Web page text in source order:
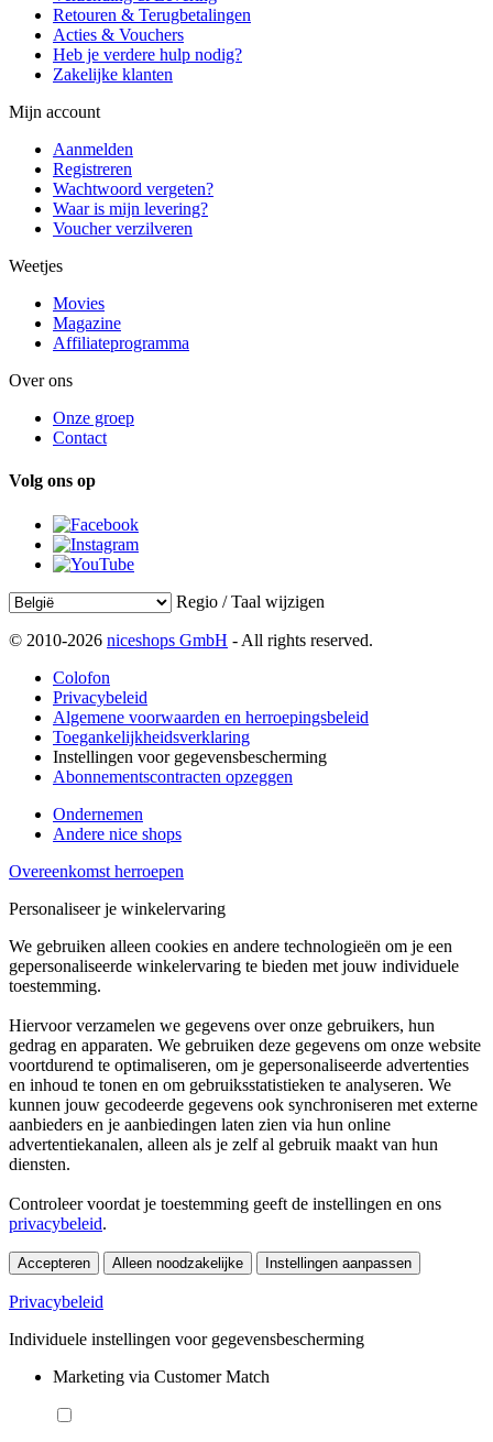
Retouren & Terugbetalingen
Acties & Vouchers
Heb je verdere hulp nodig?
Zakelijke klanten
Mijn account
Aanmelden
Registreren
Wachtwoord vergeten?
Waar is mijn levering?
Voucher verzilveren
Weetjes
Movies
Magazine
Affiliateprogramma
Over ons
Onze groep
Contact
Volg ons op
Regio / Taal wijzigen
© 2010-2026 niceshops GmbH - All rights reserved.
Colofon
Privacybeleid
Algemene voorwaarden en herroepingsbeleid
Toegankelijkheidsverklaring
Instellingen voor gegevensbescherming
Abonnementscontracten opzeggen
Ondernemen
Andere nice shops
Overeenkomst herroepen
Personaliseer je winkelervaring
We gebruiken alleen cookies en andere technologieën om je een
gepersonaliseerde winkelervaring te bieden met jouw individuele
toestemming.
Hiervoor verzamelen we gegevens over onze gebruikers, hun
gedrag en apparaten. We gebruiken deze gegevens om onze website
voortdurend te optimaliseren, om je gepersonaliseerde advertenties
en inhoud te tonen en om gebruiksstatistieken te analyseren. We
kunnen jouw gecodeerde gegevens ook synchroniseren met externe
aanbieders en je aanbiedingen laten zien via hun online
advertentiekanalen, alleen als je zelf al gebruik maakt van hun
diensten.
Controleer voordat je toestemming geeft de instellingen en ons
privacybeleid.
Accepteren Alleen noodzakelijke Instellingen aanpassen
Privacybeleid
Individuele instellingen voor gegevensbescherming
Marketing via Customer Match